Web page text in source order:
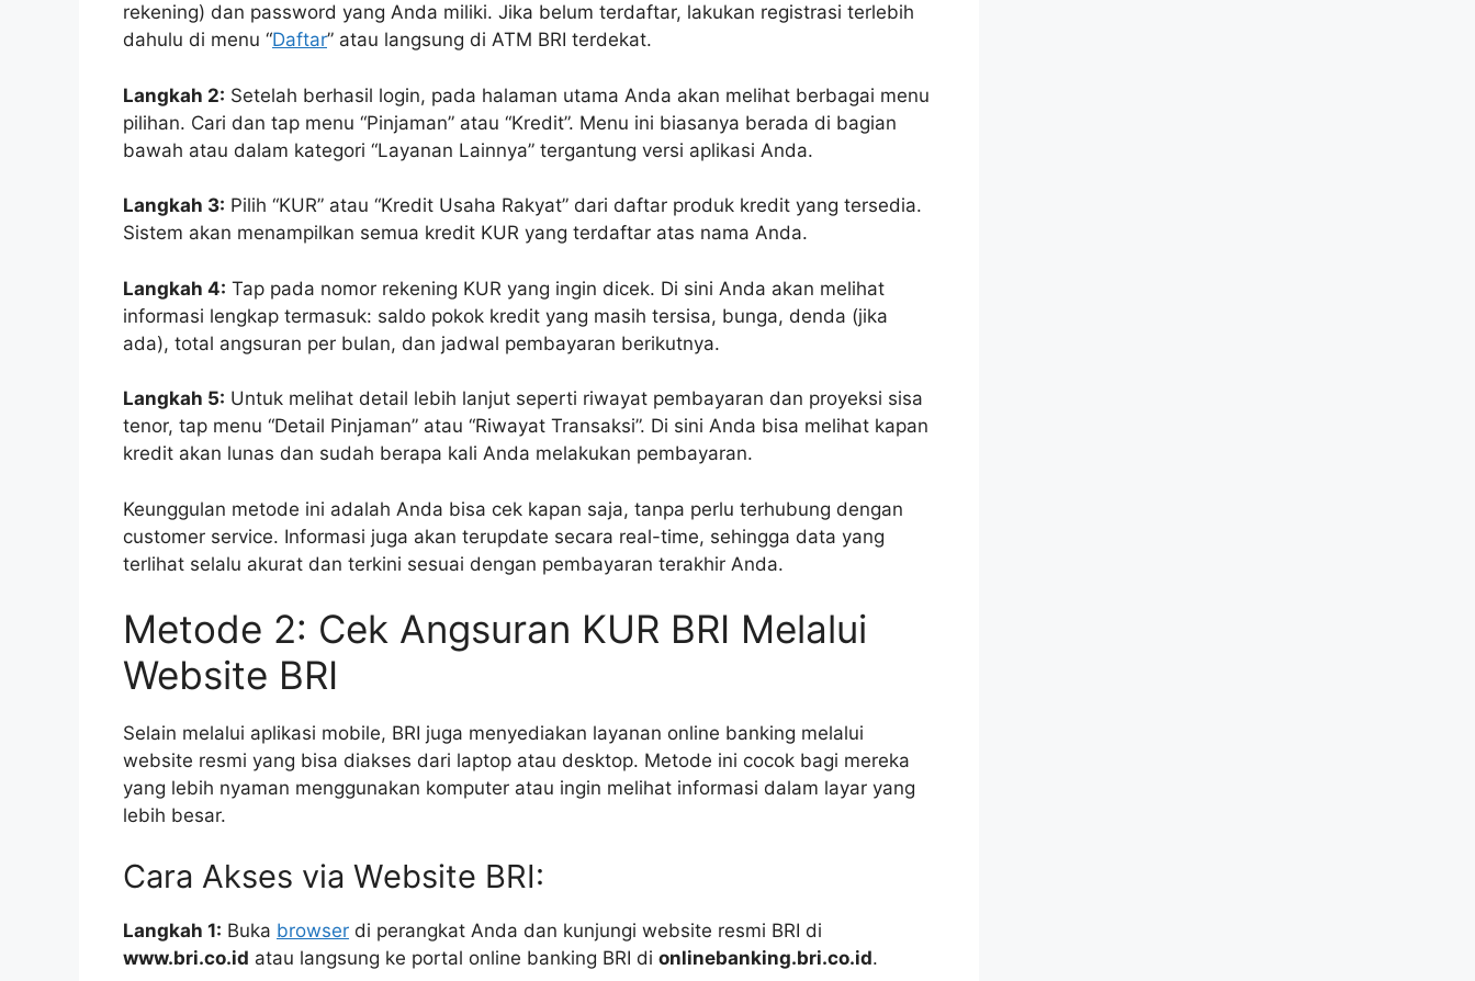
rekening) dan password yang Anda miliki. Jika belum terdaftar, lakukan registrasi terlebih
dahulu di menu “Daftar” atau langsung di ATM BRI terdekat.
Langkah 2: Setelah berhasil login, pada halaman utama Anda akan melihat berbagai menu
pilihan. Cari dan tap menu “Pinjaman” atau “Kredit”. Menu ini biasanya berada di bagian
bawah atau dalam kategori “Layanan Lainnya” tergantung versi aplikasi Anda.
Langkah 3: Pilih “KUR” atau “Kredit Usaha Rakyat” dari daftar produk kredit yang tersedia.
Sistem akan menampilkan semua kredit KUR yang terdaftar atas nama Anda.
Langkah 4: Tap pada nomor rekening KUR yang ingin dicek. Di sini Anda akan melihat
informasi lengkap termasuk: saldo pokok kredit yang masih tersisa, bunga, denda (jika
ada), total angsuran per bulan, dan jadwal pembayaran berikutnya.
Langkah 5: Untuk melihat detail lebih lanjut seperti riwayat pembayaran dan proyeksi sisa
tenor, tap menu “Detail Pinjaman” atau “Riwayat Transaksi”. Di sini Anda bisa melihat kapan
kredit akan lunas dan sudah berapa kali Anda melakukan pembayaran.
Keunggulan metode ini adalah Anda bisa cek kapan saja, tanpa perlu terhubung dengan
customer service. Informasi juga akan terupdate secara real-time, sehingga data yang
terlihat selalu akurat dan terkini sesuai dengan pembayaran terakhir Anda.
Metode 2: Cek Angsuran KUR BRI Melalui
Website BRI
Selain melalui aplikasi mobile, BRI juga menyediakan layanan online banking melalui
website resmi yang bisa diakses dari laptop atau desktop. Metode ini cocok bagi mereka
yang lebih nyaman menggunakan komputer atau ingin melihat informasi dalam layar yang
lebih besar.
Cara Akses via Website BRI:
Langkah 1: Buka browser di perangkat Anda dan kunjungi website resmi BRI di
www.bri.co.id atau langsung ke portal online banking BRI di onlinebanking.bri.co.id.